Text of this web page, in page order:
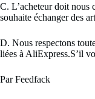
C. L’acheteur doit nous
souhaite échanger des
D. Nous respectons
liées à AliExpress.S’il
Par Feedfack